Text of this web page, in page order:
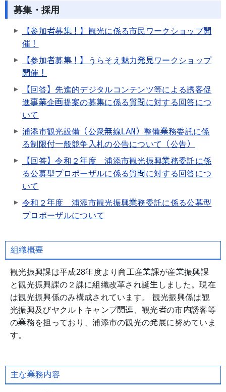
募集・採用
【参加者募集！】観光に係る市民ワークショップ開
催！
【参加者募集！】うらそえ魅力発見ワークショップ
開催！
【回答】先進的デジタルコンテンツ等による誘客促
進事業企画提案の募集に係る質問に対する回答につ
いて
浦添市観光設備（公衆無線LAN）整備業務委託に係
る制限付一般競争入札の公告について（公告）
【回答】令和２年度 浦添市観光振興業務委託に係
る公募型プロポーザルに係る質問に対する回答につ
いて
令和２年度 浦添市観光振興業務委託に係る公募型
プロポーザルについて
組織概要
観光振興課は平成28年度より商工産業課が産業振興課
と観光振興課の２課に組織改革され誕生しました。現在
は観光振興係のみ構成されています。 観光振興係は観
光振興及びヤクルトキャンプ関連、観光者の市内誘客等
の業務を担っており、浦添市の観光の発展に努めていま
す。
主な業務内容